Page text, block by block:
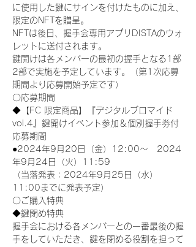
に使用した鍵にサインを付けたものに加え、
限定のNFTを贈呈。
NFTは後日、握手会専用アプリDISTAのウォ
レットに送付されます。
鍵開けは各メンバーの最初の握手となる1部
2部で実施を予定しています。（第1次応募
期間より応募開始予定です）
〇応募期間
◆【FC 限定商品】『デジタルブロマイド
vol.4』鍵開けイベント参加＆個別握手券付
応募期間
●2024年9月20日（金）12:00～　2024
年9月24日（火）11:59
（当落発表：2024年9月25日（水）
11:00までに発表予定）
〇ご購入特典
◆鍵閉め特典
握手会における各メンバーとの一番最後の握
手をしていただき、鍵を閉める役割を担って